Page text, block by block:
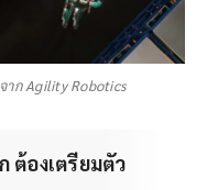
ก Agility Robotics
ต้องเตรียมตัว